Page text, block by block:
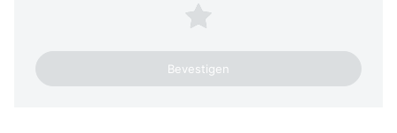
1 ster